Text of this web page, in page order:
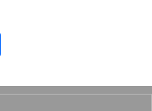
ar